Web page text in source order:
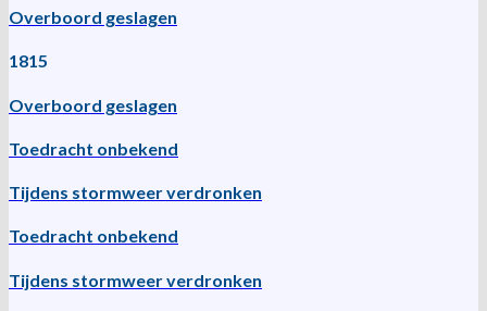
Overboord geslagen
1815
Overboord geslagen
Toedracht onbekend
Tijdens stormweer verdronken
Toedracht onbekend
Tijdens stormweer verdronken